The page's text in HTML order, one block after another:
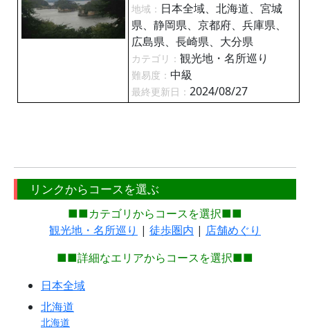
地域： 日本全域、北海道、宮城
県、静岡県、京都府、兵庫県、
広島県、長崎県、大分県
カテゴリ： 観光地・名所巡り
難易度： 中級
最終更新日： 2024/08/27
リンクからコースを選ぶ
■■カテゴリからコースを選択■■
観光地・名所巡り | 徒歩圏内 | 店舗めぐり
■■詳細なエリアからコースを選択■■
日本全域
北海道
北海道